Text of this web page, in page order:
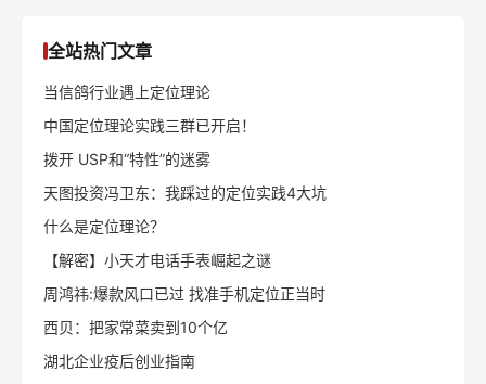
全站热门文章
当信鸽行业遇上定位理论
中国定位理论实践三群已开启！
拨开 USP和“特性”的迷雾
天图投资冯卫东：我踩过的定位实践4大坑
什么是定位理论？
【解密】小天才电话手表崛起之谜
周鸿祎:爆款风口已过 找准手机定位正当时
西贝：把家常菜卖到10个亿
湖北企业疫后创业指南